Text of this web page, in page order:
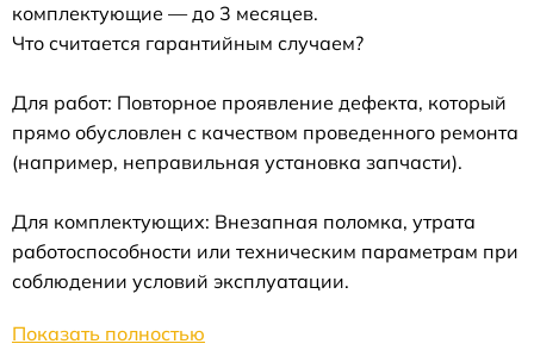
комплектующие — до 3 месяцев.
Что считается гарантийным случаем?
Для работ: Повторное проявление дефекта, который
прямо обусловлен с качеством проведенного ремонта
(например, неправильная установка запчасти).
Для комплектующих: Внезапная поломка, утрата
работоспособности или техническим параметрам при
соблюдении условий эксплуатации.
Показать полностью